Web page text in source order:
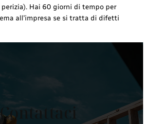
Hai 60 giorni di tempo per
all’impresa se si tratta di difetti